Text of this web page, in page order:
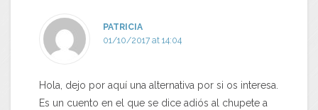
PATRICIA
01/10/2017 at 14:04
Hola, dejo por aquí una alternativa por si os interesa.
Es un cuento en el que se dice adiós al chupete a